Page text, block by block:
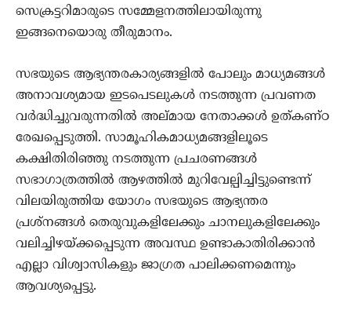
സെക്രട്ടറിമാരുടെ സമ്മേളനത്തിലായിരുന്നു
ഇങ്ങനെയൊരു തീരുമാനം.
സഭയുടെ ആഭ്യന്തരകാര്യങ്ങളില്‍ പോലും മാധ്യമങ്ങള്‍
അനാവശ്യമായ ഇടപെടലുകള്‍ നടത്തുന്ന പ്രവണത
വര്‍ദ്ധിച്ചുവരുന്നതില്‍ അല്മായ നേതാക്കള്‍ ഉത്കണ്ഠ
രേഖപ്പെടുത്തി. സാമൂഹികമാധ്യമങ്ങളിലൂടെ
കക്ഷിതിരിഞ്ഞു നടത്തുന്ന പ്രചരണങ്ങള്‍
സഭാഗാത്രത്തില്‍ ആഴത്തില്‍ മുറിവേല്പിച്ചിട്ടുണ്ടെന്ന്
വിലയിരുത്തിയ യോഗം സഭയുടെ ആഭ്യന്തര
പ്രശ്‌നങ്ങള്‍ തെരുവുകളിലേക്കും ചാനലുകളിലേക്കും
വലിച്ചിഴയ്ക്കപ്പെടുന്ന അവസ്ഥ ഉണ്ടാകാതിരിക്കാന്‍
എല്ലാ വിശ്വാസികളും ജാഗ്രത പാലിക്കണമെന്നും
ആവശ്യപ്പെട്ടു.